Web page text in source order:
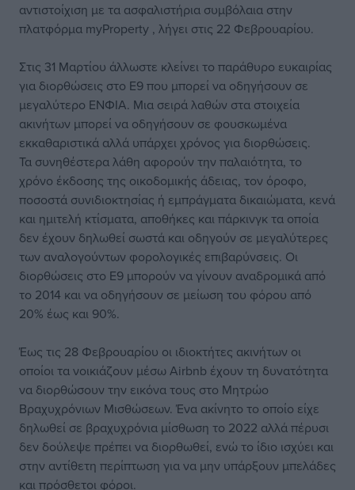
αντιστοίχιση με τα ασφαλιστήρια συμβόλαια στην
πλατφόρμα myProperty , λήγει στις 22 Φεβρουαρίου.
Στις 31 Μαρτίου άλλωστε κλείνει το παράθυρο ευκαιρίας
για διορθώσεις στο Ε9 που μπορεί να οδηγήσουν σε
μεγαλύτερο ΕΝΦΙΑ. Μια σειρά λαθών στα στοιχεία
ακινήτων μπορεί να οδηγήσουν σε φουσκωμένα
εκκαθαριστικά αλλά υπάρχει χρόνος για διορθώσεις.
Τα συνηθέστερα λάθη αφορούν την παλαιότητα, το
χρόνο έκδοσης της οικοδομικής άδειας, τον όροφο,
ποσοστά συνιδιοκτησίας ή εμπράγματα δικαιώματα, κενά
και ημιτελή κτίσματα, αποθήκες και πάρκινγκ τα οποία
δεν έχουν δηλωθεί σωστά και οδηγούν σε μεγαλύτερες
των αναλογούντων φορολογικές επιβαρύνσεις. Οι
διορθώσεις στο Ε9 μπορούν να γίνουν αναδρομικά από
το 2014 και να οδηγήσουν σε μείωση του φόρου από
20% έως και 90%.
Έως τις 28 Φεβρουαρίου οι ιδιοκτήτες ακινήτων οι
οποίοι τα νοικιάζουν μέσω Airbnb έχουν τη δυνατότητα
να διορθώσουν την εικόνα τους στο Μητρώο
Βραχυχρόνιων Μισθώσεων. Ένα ακίνητο το οποίο είχε
δηλωθεί σε βραχυχρόνια μίσθωση το 2022 αλλά πέρυσι
δεν δούλεψε πρέπει να διορθωθεί, ενώ το ίδιο ισχύει και
στην αντίθετη περίπτωση για να μην υπάρξουν μπελάδες
και πρόσθετοι φόροι.